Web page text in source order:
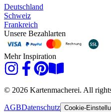
Deutschland
Schweiz
Frankreich
Unsere Bezahlarten
Mehr Inspiration
© 2026 Kartenmacherei. All
AGBDatenschutz Cookie-